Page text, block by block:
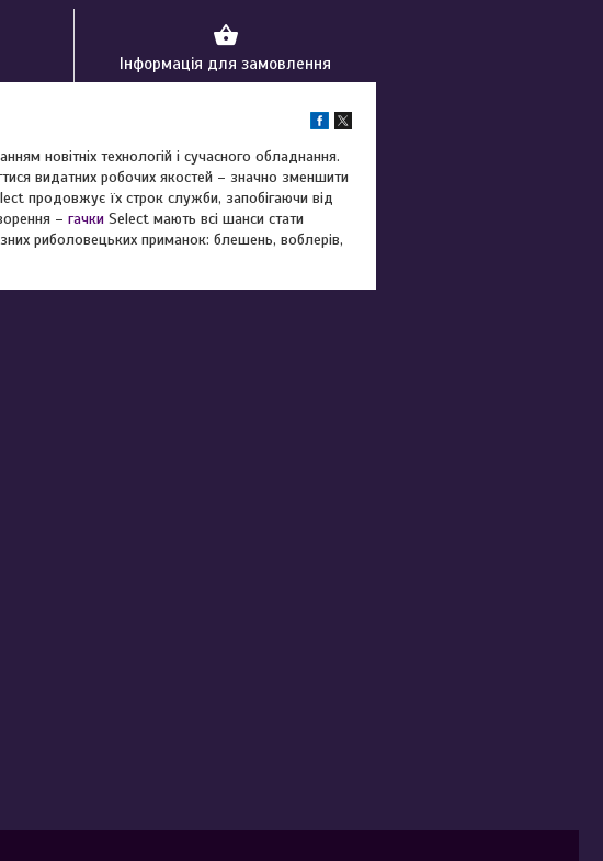
Інформація для замовлення
новітніх технологій і сучасного обладнання.
видатних робочих якостей – значно зменшити
продовжує їх строк служби, запобігаючи від
– гачки Select мають всі шанси стати
риболовецьких приманок: блешень, воблерів,